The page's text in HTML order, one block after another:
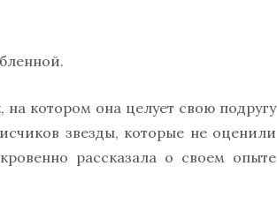
котором она целует свою подругу
звезды, которые не оценили
рассказала о своем опыте